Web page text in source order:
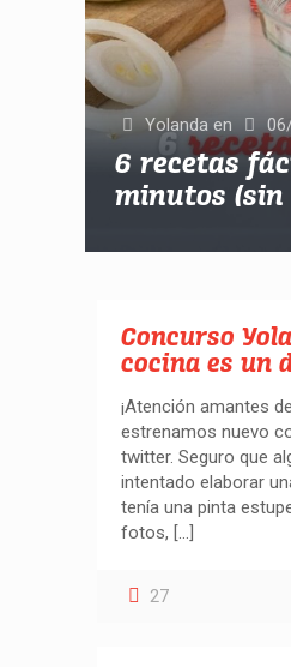
Yolanda en
6 recetas
minutos (sin
Concurso
cocina es un
¡Atención amantes
estrenamos nuevo
twitter. Seguro que
intentado elaborar
tenía una pinta
fotos, […]
27